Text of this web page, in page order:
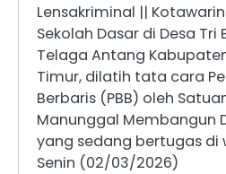
Lensakriminal ||
Sekolah Dasar di Desa
Telaga Antang
Timur, dilatih tata cara
Berbaris (PBB) oleh
Manunggal Membangun
yang sedang bertugas di
Senin (02/03/2026)